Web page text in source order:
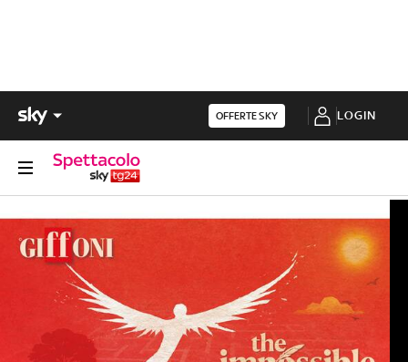
OFFERTE SKY LOGIN